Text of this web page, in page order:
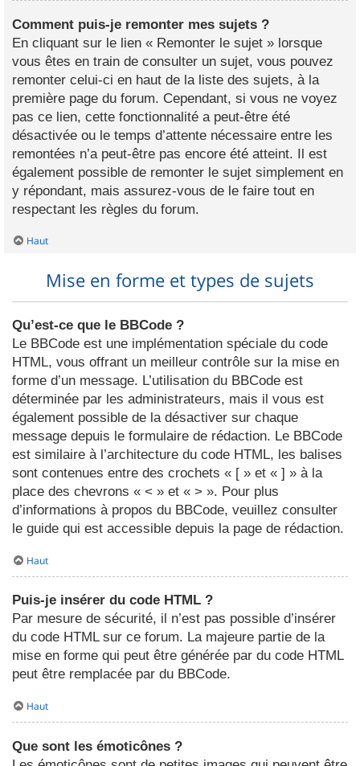
Comment puis-je remonter mes sujets ?
En cliquant sur le lien « Remonter le sujet » lorsque
vous êtes en train de consulter un sujet, vous pouvez
remonter celui-ci en haut de la liste des sujets, à la
première page du forum. Cependant, si vous ne voyez
pas ce lien, cette fonctionnalité a peut-être été
désactivée ou le temps d’attente nécessaire entre les
remontées n’a peut-être pas encore été atteint. Il est
également possible de remonter le sujet simplement en
y répondant, mais assurez-vous de le faire tout en
respectant les règles du forum.
Haut
Mise en forme et types de sujets
Qu’est-ce que le BBCode ?
Le BBCode est une implémentation spéciale du code
HTML, vous offrant un meilleur contrôle sur la mise en
forme d’un message. L’utilisation du BBCode est
déterminée par les administrateurs, mais il vous est
également possible de la désactiver sur chaque
message depuis le formulaire de rédaction. Le BBCode
est similaire à l’architecture du code HTML, les balises
sont contenues entre des crochets « [ » et « ] » à la
place des chevrons « < » et « > ». Pour plus
d’informations à propos du BBCode, veuillez consulter
le guide qui est accessible depuis la page de rédaction.
Haut
Puis-je insérer du code HTML ?
Par mesure de sécurité, il n’est pas possible d’insérer
du code HTML sur ce forum. La majeure partie de la
mise en forme qui peut être générée par du code HTML
peut être remplacée par du BBCode.
Haut
Que sont les émoticônes ?